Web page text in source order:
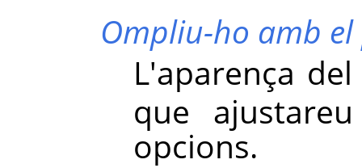
Ompliu-ho amb
L'aparença
que
opcions.